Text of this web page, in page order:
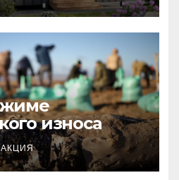
износа